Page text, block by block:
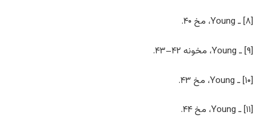
[۸] ـ Young، مخ ۴۰.
[۹] ـ Young، مخونه ۴۲–۴۳.
[۱۰] ـ Young، مخ ۴۳.
[۱۱] ـ Young، مخ ۴۴.